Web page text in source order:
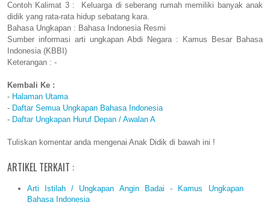
Contoh Kalimat 3 : Keluarga di seberang rumah memiliki banyak anak
didik yang rata-rata hidup sebatang kara.
Bahasa Ungkapan : Bahasa Indonesia Resmi
Sumber informasi arti ungkapan Abdi Negara : Kamus Besar Bahasa
Indonesia (KBBI)
Keterangan : -
Kembali Ke :
- Halaman Utama
- Daftar Semua Ungkapan Bahasa Indonesia
- Daftar Ungkapan Huruf Depan / Awalan A
Tuliskan komentar anda mengenai Anak Didik di bawah ini !
ARTIKEL TERKAIT :
Arti Istilah / Ungkapan Angin Badai - Kamus Ungkapan
Bahasa Indonesia